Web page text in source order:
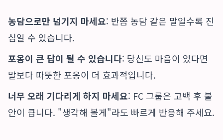
농담으로만 넘기지 마세요: 반쯤 농담 같은 말일수록 진
심일 수 있습니다.
포옹이 큰 답이 될 수 있습니다: 당신도 마음이 있다면
말보다 따뜻한 포옹이 더 효과적입니다.
너무 오래 기다리게 하지 마세요: FC 그룹은 고백 후 불
안이 큽니다. "생각해 볼게"라도 빠르게 반응해 주세요.